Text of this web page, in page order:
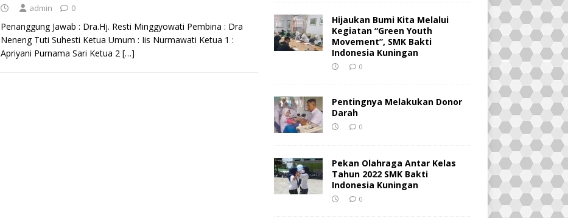
admin 0
Penanggung Jawab : Dra.Hj. Resti Minggyowati Pembina : Dra
Neneng Tuti Suhesti Ketua Umum : Iis Nurmawati Ketua 1 :
Apriyani Purnama Sari Ketua 2 […]
Hijaukan Bumi Kita Melalui
Kegiatan “Green Youth
Movement”, SMK Bakti
Indonesia Kuningan
0
Pentingnya Melakukan Donor
Darah
0
Pekan Olahraga Antar Kelas
Tahun 2022 SMK Bakti
Indonesia Kuningan
0